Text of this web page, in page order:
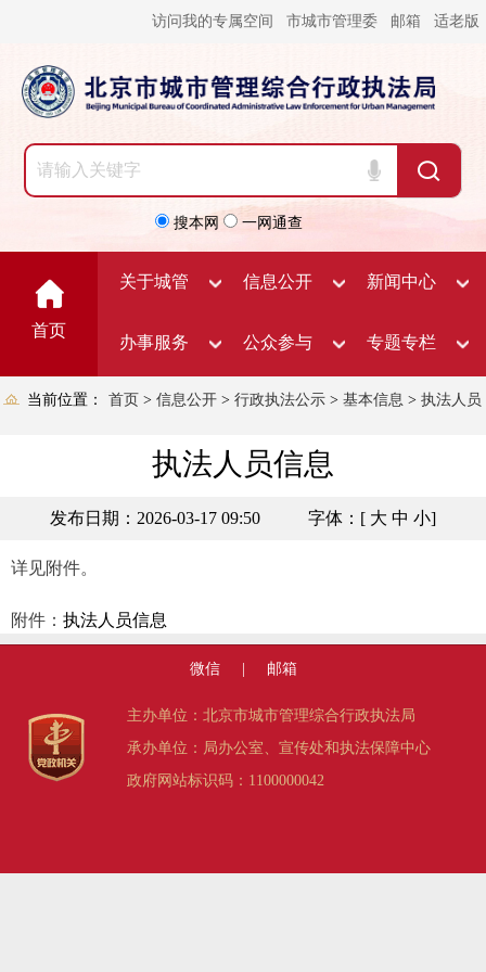
访问我的专属空间 市城市管理委 邮箱 适老版
搜本网 一网通查
首页
关于城管 信息公开 新闻中心
办事服务 公众参与 专题专栏
当前位置： 首页 > 信息公开 > 行政执法公示 > 基本信息 > 执法人员
执法人员信息
发布日期：2026-03-17 09:50 字体：[ 大 中 小]
详见附件。
附件： 执法人员信息
微信 邮箱
主办单位：北京市城市管理综合行政执法局
承办单位：局办公室、宣传处和执法保障中心
政府网站标识码：1100000042